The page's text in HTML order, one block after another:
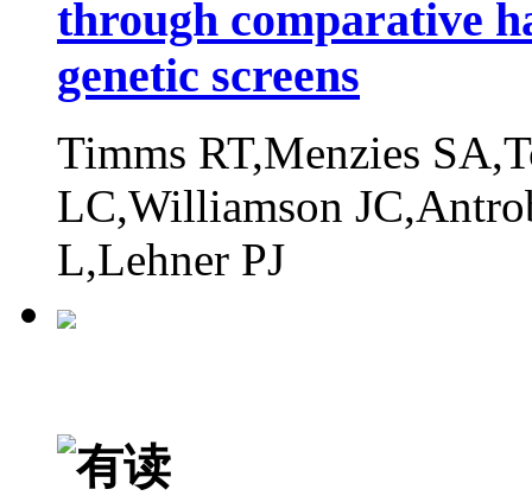
through comparative
genetic screens
Timms RT,Menzies
LC,Williamson
L,Lehner PJ